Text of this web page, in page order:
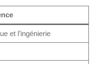
et l’ingénierie